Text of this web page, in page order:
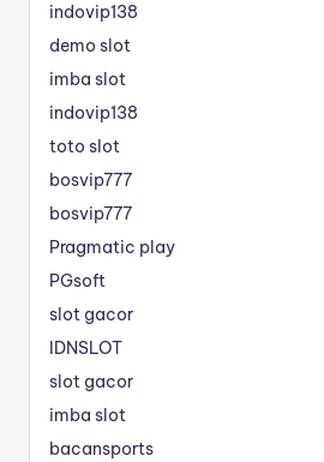
indovip138
demo slot
imba slot
indovip138
toto slot
bosvip777
bosvip777
Pragmatic play
PGsoft
slot gacor
IDNSLOT
slot gacor
imba slot
bacansports